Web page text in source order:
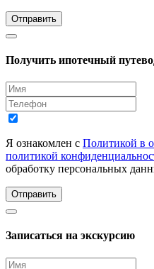
Отправить
Получить ипотечный
Я ознакомлен с Политикой в
политикой
обработку персональных
Отправить
Записаться на экскурсию